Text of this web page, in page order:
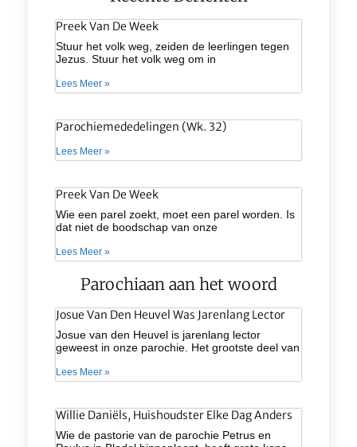
Preek Van De Week
Stuur het volk weg, zeiden de leerlingen tegen
Jezus. Stuur het volk weg om in
Lees Meer »
Parochiemededelingen (wk. 32)
Lees Meer »
Preek Van De Week
Wie een parel zoekt, moet een parel worden. Is
dat niet de boodschap van onze
Lees Meer »
Parochiaan aan het woord
Josue Van Den Heuvel Was Jarenlang Lector
Josue van den Heuvel is jarenlang lector
geweest in onze parochie. Het grootste deel van
Lees Meer »
Willie Daniëls, Huishoudster Elke Dag Anders
Wie de pastorie van de parochie Petrus en